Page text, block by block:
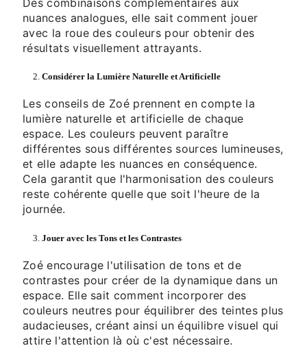
Des combinaisons complémentaires aux
nuances analogues, elle sait comment jouer
avec la roue des couleurs pour obtenir des
résultats visuellement attrayants.
2. Considérer la Lumière Naturelle et Artificielle
Les conseils de Zoé prennent en compte la
lumière naturelle et artificielle de chaque
espace. Les couleurs peuvent paraître
différentes sous différentes sources lumineuses,
et elle adapte les nuances en conséquence.
Cela garantit que l'harmonisation des couleurs
reste cohérente quelle que soit l'heure de la
journée.
3. Jouer avec les Tons et les Contrastes
Zoé encourage l'utilisation de tons et de
contrastes pour créer de la dynamique dans un
espace. Elle sait comment incorporer des
couleurs neutres pour équilibrer des teintes plus
audacieuses, créant ainsi un équilibre visuel qui
attire l'attention là où c'est nécessaire.